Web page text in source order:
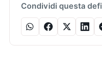
Condividi questa